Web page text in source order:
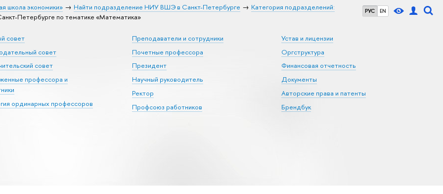
РУС EN
школа экономики» Найти подразделение НИУ ВШЭ в Санкт-Петербурге
Категория подразделений:
Петербурге по тематике «Математика»
совет
совет
совет
профессора и
ординарных профессоров
Преподаватели и сотрудники
Почетные профессора
Президент
Научный руководитель
Ректор
Профсоюз работников
Устав и лицензии
Оргструктура
Финансовая отчетность
Документы
Авторские права и патенты
Брендбук